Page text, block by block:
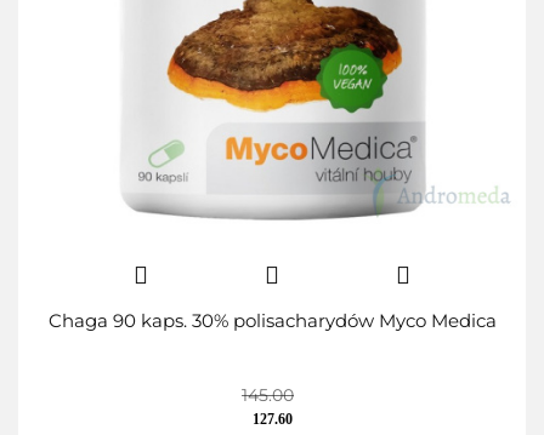
Chaga 90 kaps. 30% polisacharydów Myco Medica
145.00
127.60